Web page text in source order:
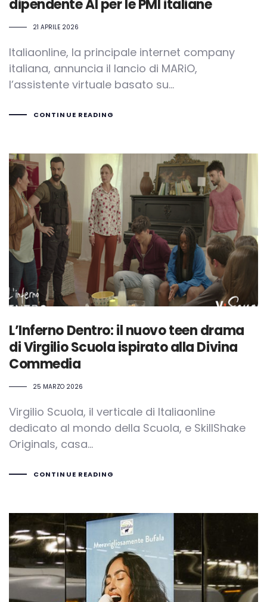
dipendente AI per le PMI italiane
21 APRILE 2026
Italiaonline, la principale internet company
italiana, annuncia il lancio di MARiO,
l’assistente virtuale basato su…
CONTINUE READING
L’Inferno Dentro: il nuovo teen drama
di Virgilio Scuola ispirato alla Divina
Commedia
25 MARZO 2026
Virgilio Scuola, il verticale di Italiaonline
dedicato al mondo della Scuola, e SkillShake
Originals, casa…
CONTINUE READING